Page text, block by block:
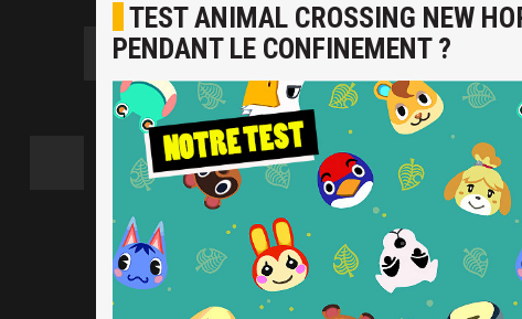
TEST ANIMAL CROSSING NEW
PENDANT LE CONFINEMENT ?